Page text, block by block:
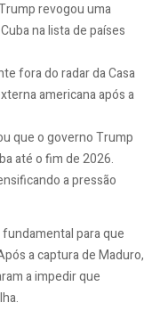
revogou uma
na lista de países
fora do radar da Casa
americana após a
que o governo Trump
até o fim de 2026.
a pressão
para que
a captura de Maduro,
a impedir que